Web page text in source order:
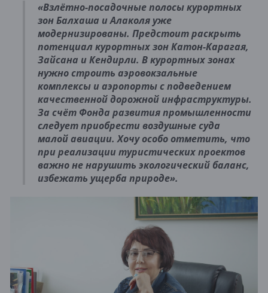
«Взлётно-посадочные полосы курортных
зон Балхаша и Алаколя уже
модернизированы. Предстоит раскрыть
потенциал курортных зон Катон-Карагая,
Зайсана и Кендирли. В курортных зонах
нужно строить аэровокзальные
комплексы и аэропорты с подведением
качественной дорожной инфраструктуры.
За счёт Фонда развития промышленности
следует приобрести воздушные суда
малой авиации. Хочу особо отметить, что
при реализации туристических проектов
важно не нарушить экологический баланс,
избежать ущерба природе».